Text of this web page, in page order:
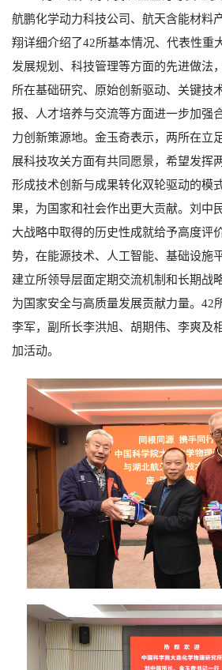
航鹏化学动力科技公司、航天含能材料
翔详细介绍了42所基本情况、代表性重
发展规划、科技管理等方面的先进做法
所在基础研究、原始创新驱动、关键技
报、人才培养与交流等方面进一步加强
力创新策源地。金玉奇表示，两所在立
展科技攻关方面有共同愿景，希望发挥
形成技术创新与成果转化双轮驱动的模
果，为国家和社会作出更大贡献。刘中
大战略中取得的历史性成就给予高度评
势，在能源技术、人工智能、基础设施
建立所领导层面定期交流机制和长期战
为国家安全与高质量发展贡献力量。 42
李军，副所长李洪旭、胡期伟、李爽及
加活动。